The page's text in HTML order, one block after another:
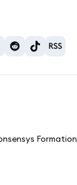
Formation